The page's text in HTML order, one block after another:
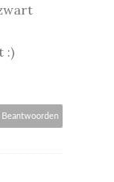
:)
Beantwoorden